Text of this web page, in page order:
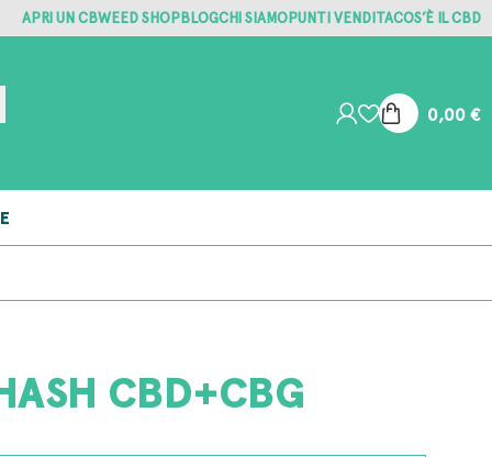
APRI UN CBWEED SHOPBLOGCHI SIAMOPUNTI VENDITACOS’È IL CBD
0,00€
CBD+CBG